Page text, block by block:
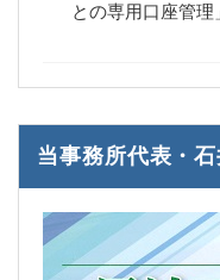
との専用口座管
当事務所代表・